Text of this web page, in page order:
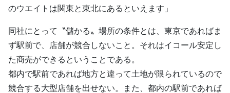
のウエイトは関東と東北にあるといえます」
同社にとって〝儲かる〟場所の条件とは、東京であればま
ず駅前で、店舗が競合しないこと。それはイコール安定し
た商売ができるということである。
都内で駅前であれば地方と違って土地が限られているので
競合する大型店舗を出せない。また、都内の駅前であれば